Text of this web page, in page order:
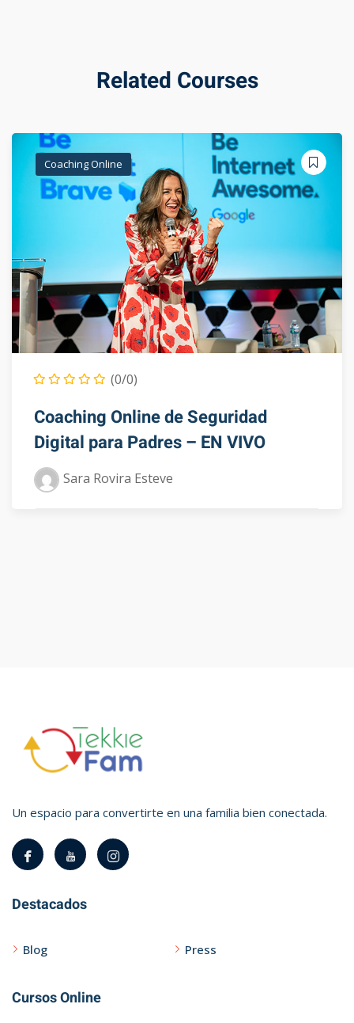
Related Courses
Coaching Online
(0/0)
Coaching Online de Seguridad
Digital para Padres – EN VIVO
Sara Rovira Esteve
Un espacio para convertirte en una familia bien conectada.
Destacados
Blog Press
Cursos Online